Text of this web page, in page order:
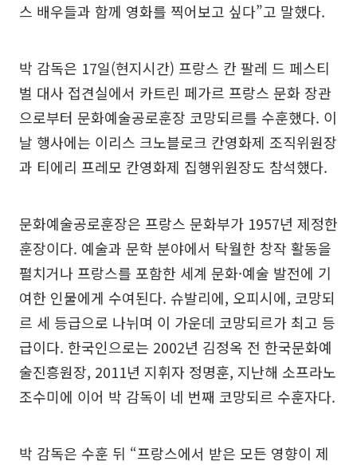
스 배우들과 함께 영화를 찍어보고 싶다”고 말했다.
박 감독은 17일(현지시간) 프랑스 칸 팔레 드 페스티
벌 대사 접견실에서 카트린 페가르 프랑스 문화 장관
으로부터 문화예술공로훈장 코망되르를 수훈했다. 이
날 행사에는 이리스 크노블로크 칸영화제 조직위원장
과 티에리 프레모 칸영화제 집행위원장도 참석했다.
문화예술공로훈장은 프랑스 문화부가 1957년 제정한
훈장이다. 예술과 문학 분야에서 탁월한 창작 활동을
펼치거나 프랑스를 포함한 세계 문화·예술 발전에 기
여한 인물에게 수여된다. 슈발리에, 오피시에, 코망되
르 세 등급으로 나뉘며 이 가운데 코망되르가 최고 등
급이다. 한국인으로는 2002년 김정옥 전 한국문화예
술진흥원장, 2011년 지휘자 정명훈, 지난해 소프라노
조수미에 이어 박 감독이 네 번째 코망되르 수훈자다.
박 감독은 수훈 뒤 “프랑스에서 받은 모든 영향이 제